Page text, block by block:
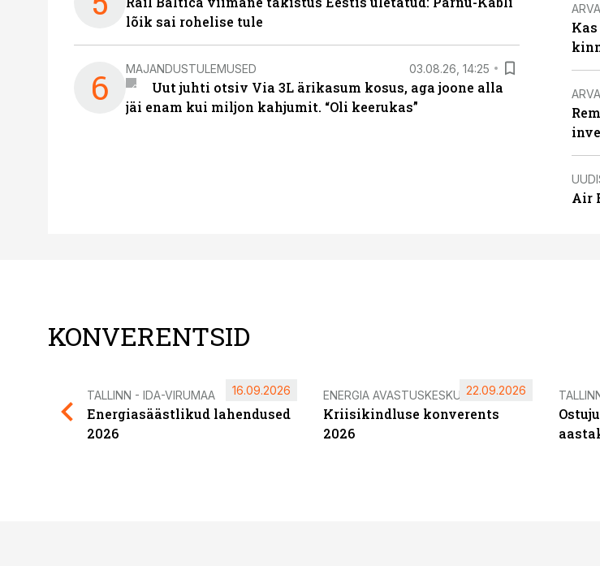
lõik sai rohelise tule
6 MAJANDUSTULEMUSED 03.08.26, 14:25
Uut juhti otsiv Via 3L ärikasum kosus, aga joone alla
jäi enam kui miljon kahjumit. “Oli keerukas”
Air
KONVERENTSID
TALLINN - IDA-VIRUMAA
Energiasäästlikud lahendused
2026
16.09.2026 ENERGIA AVASTUSKESKUS
Kriisikindluse konverents
2026
22.09.2026